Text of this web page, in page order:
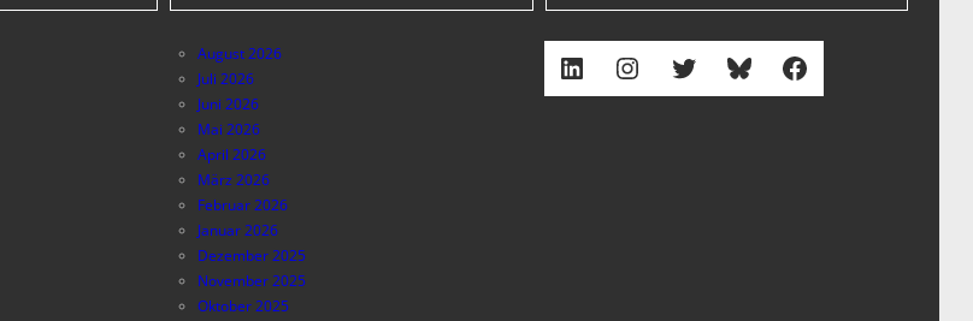
August 2026
Juli 2026
Juni 2026
Mai 2026
April 2026
März 2026
Februar 2026
Januar 2026
Dezember 2025
November 2025
Oktober 2025
LinkedIn Instagram Twitter Bluesky Facebook